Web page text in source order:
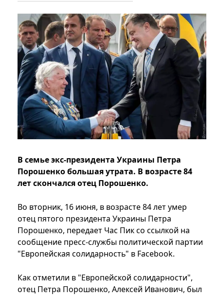
В семье экс-президента Украины Петра
Порошенко большая утрата. В возрасте 84
лет скончался отец Порошенко.
Во вторник, 16 июня, в возрасте 84 лет умер
отец пятого президента Украины Петра
Порошенко, передает Час Пик со ссылкой на
сообщение пресс-службы политической партии
"Европейская солидарность" в Facebook.
Как отметили в "Европейской солидарности",
отец Петра Порошенко, Алексей Иванович, был